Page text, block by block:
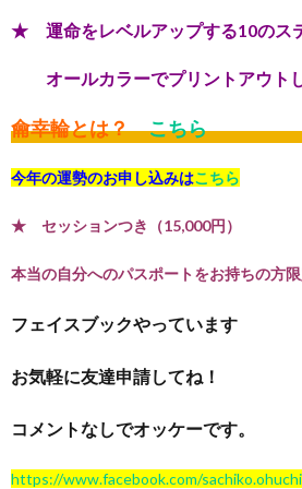
★ 運命をレベルアップする10のス
オールカラーでプリントアウト
龠幸輪とは？ こちら
今年の運勢のお申し込みはこちら
★ セッションつき（15,000円）
本当の自分へのパスポートをお持ちの方
フェイスブックやっています
お気軽に友達申請してね！
コメントなしでオッケーです。
https://www.facebook.com/sachiko.ohuchi